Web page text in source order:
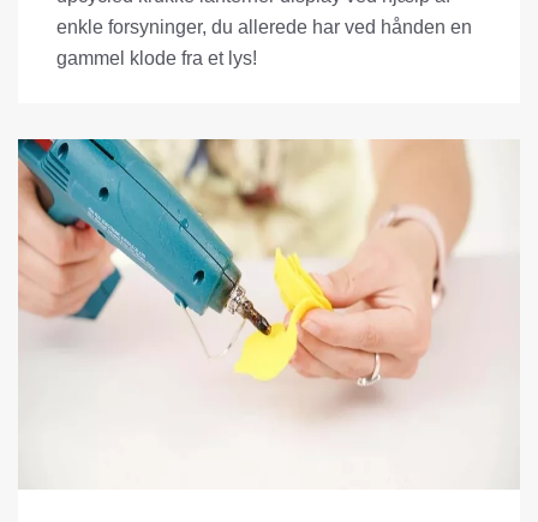
enkle forsyninger, du allerede har ved hånden en
gammel klode fra et lys!